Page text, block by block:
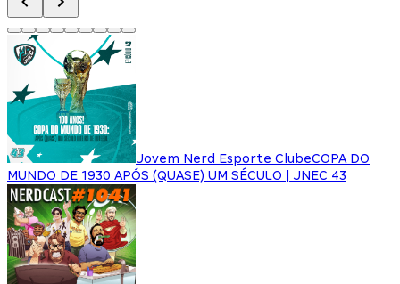
Jovem Nerd Esporte ClubeCOPA DO
MUNDO DE 1930 APÓS (QUASE) UM SÉCULO | JNEC 43